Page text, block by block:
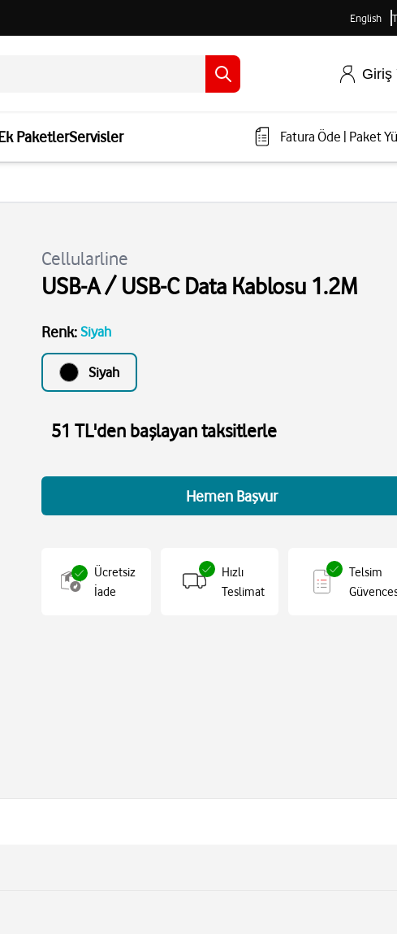
English
Giriş
PaketlerServisler Fatura Öde Paket
Cellularline
USB-A / USB-C Data Kablosu 1.2M
Renk: Siyah
Siyah
51 TL'den başlayan taksitlerle
Hemen Başvur
Ücretsiz
İade
Hızlı
Teslimat
Telsim